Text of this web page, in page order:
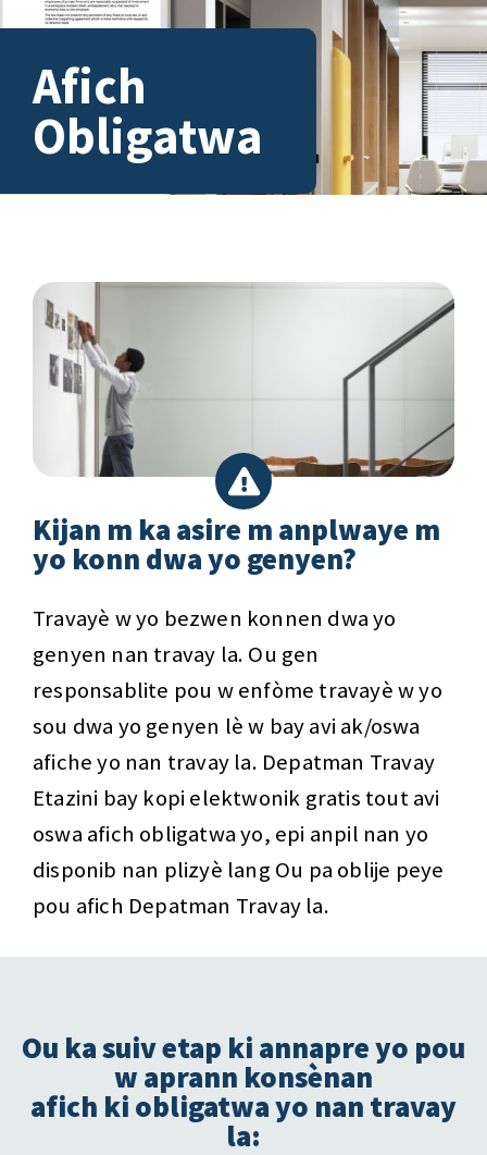
Afich
Obligatwa
Kijan m ka asire m anplwaye m
yo konn dwa yo genyen?
Travayè w yo bezwen konnen dwa yo
genyen nan travay la. Ou gen
responsablite pou w enfòme travayè w yo
sou dwa yo genyen lè w bay avi ak/oswa
afiche yo nan travay la. Depatman Travay
Etazini bay kopi elektwonik gratis tout avi
oswa afich obligatwa yo, epi anpil nan yo
disponib nan plizyè lang Ou pa oblije peye
pou afich Depatman Travay la.
Ou ka suiv etap ki annapre yo pou
w aprann konsènan
afich ki obligatwa yo nan travay
la: